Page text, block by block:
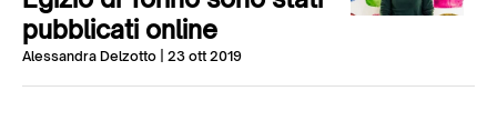
pubblicati online
Alessandra Delzotto | 23 ott 2019